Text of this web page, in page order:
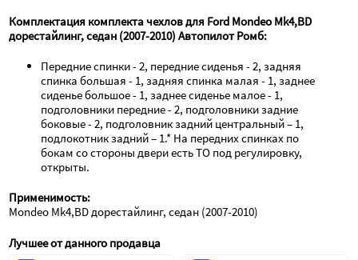
Комплектация комплекта чехлов для Ford Mondeo Mk4,BD
дорестайлинг, седан (2007-2010) Автопилот Ромб:
Передние спинки - 2, передние сиденья - 2, задняя
спинка большая - 1, задняя спинка малая - 1, заднее
сиденье большое - 1, заднее сиденье малое - 1,
подголовники передние - 2, подголовники задние
боковые - 2, подголовник задний центральный – 1,
подлокотник задний – 1.* На передних спинках по
бокам со стороны двери есть ТО под регулировку,
открыты.
Применимость:
Mondeo Mk4,BD дорестайлинг, седан (2007-2010)
Лучшее от данного продавца